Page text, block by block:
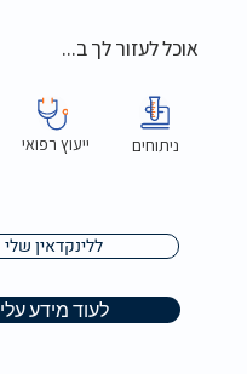
אוכל לעזור לך ב...
ללינקדאין שלי
לעוד מידע עלי
ניתוחים ייעוץ רפואי